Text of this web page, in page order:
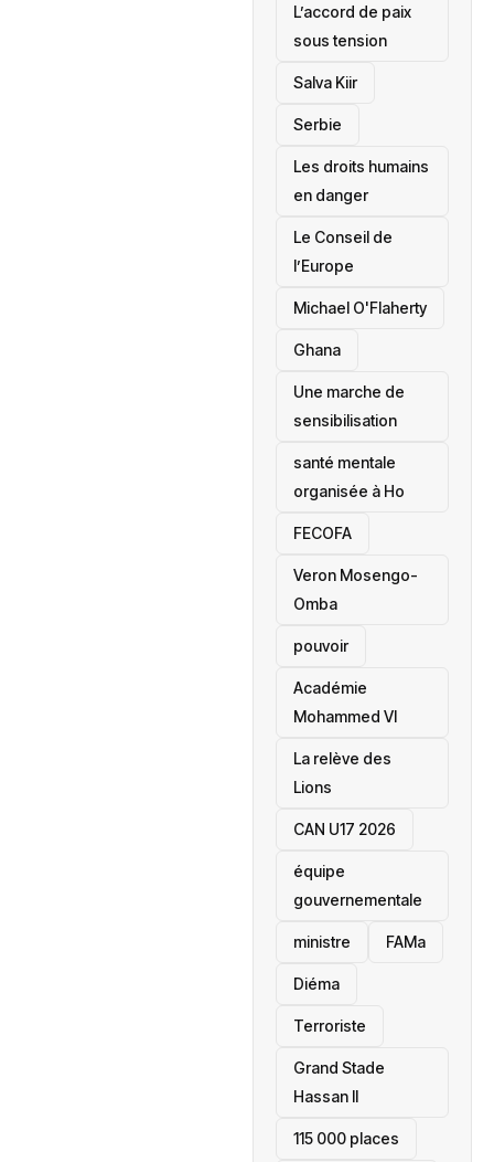
L’accord de paix
sous tension
Salva Kiir
‎Serbie
Les droits humains
en danger
‎Le Conseil de
l’Europe
Michael O'Flaherty
‎Ghana
Une marche de
sensibilisation
santé mentale
organisée à Ho
‎FECOFA
Veron Mosengo-
Omba
pouvoir
Académie
Mohammed VI
La relève des
Lions
CAN U17 2026
équipe
gouvernementale
ministre FAMa
Diéma
Terroriste
Grand Stade
Hassan II
115 000 places